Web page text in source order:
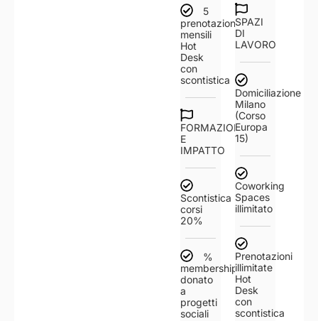
5
prenotazioni
mensili
Hot
Desk
con
scontistica
FORMAZIONE
E
IMPATTO
Scontistica
corsi
20%
%
membership
donato
a
progetti
sociali
SPAZI
DI
LAVORO
Domiciliazione
Milano
(Corso
Europa
15)
Coworking
Spaces
illimitato
Prenotazioni
illimitate
Hot
Desk
con
scontistica